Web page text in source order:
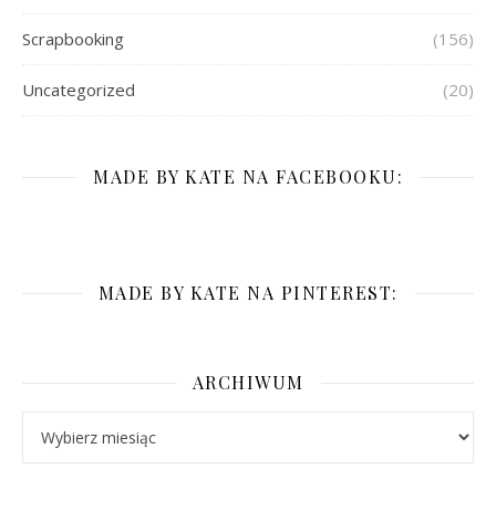
Scrapbooking (156)
Uncategorized (20)
MADE BY KATE NA FACEBOOKU:
MADE BY KATE NA PINTEREST:
ARCHIWUM